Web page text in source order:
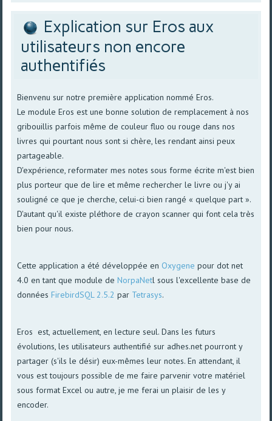
Explication sur Eros aux
utilisateurs non encore
authentifiés
Bienvenu sur notre première application nommé Eros.
Le module Eros est une bonne solution de remplacement à nos
gribouillis parfois même de couleur fluo ou rouge dans nos
livres qui pourtant nous sont si chère, les rendant ainsi peux
partageable.
D'expérience, reformater mes notes sous forme écrite m'est bien
plus porteur que de lire et même rechercher le livre ou j'y ai
souligné ce que je cherche, celui-ci bien rangé « quelque part ».
D'autant qu'il existe pléthore de crayon scanner qui font cela très
bien pour nous.
Cette application a été développée en Oxygene pour dot net
4.0 en tant que module deNorpaNetl sous l'excellente base de
donnéesFirebirdSQL 2.5.2 par Tetrasys.
Eros est, actuellement, en lecture seul. Dans les futurs
évolutions, les utilisateurs authentifié sur adhes.net pourront y
partager (s'ils le désir) eux-mêmes leur notes. En attendant, il
vous est toujours possible de me faire parvenir votre matériel
sous format Excel ou autre, je me ferai un plaisir de les y
encoder.